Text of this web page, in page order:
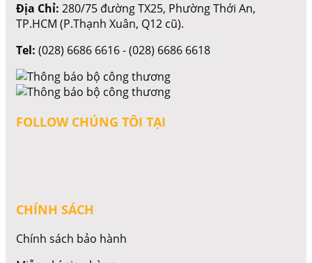
Địa Chỉ: 280/75 đường TX25, Phường Thới An,
TP.HCM (P.Thạnh Xuân, Q12 cũ).
Tel: (028) 6686 6616 - (028) 6686 6618
FOLLOW CHÚNG TÔI TẠI
CHÍNH SÁCH
Chính sách bảo hành